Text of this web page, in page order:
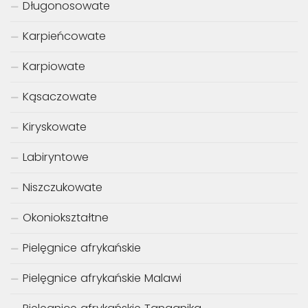
Bassowate
Brzeszczotkowate
Czukuczanowate
Długonosowate
Karpieńcowate
Karpiowate
Kąsaczowate
Kiryskowate
Labiryntowe